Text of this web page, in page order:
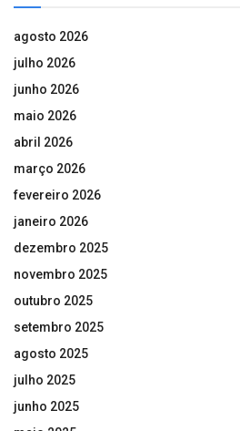
agosto 2026
julho 2026
junho 2026
maio 2026
abril 2026
março 2026
fevereiro 2026
janeiro 2026
dezembro 2025
novembro 2025
outubro 2025
setembro 2025
agosto 2025
julho 2025
junho 2025